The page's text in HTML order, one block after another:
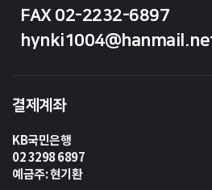
FAX 02-2232-6897
결제계좌
KB국민은행
02 3298 6897
예금주: 현기환